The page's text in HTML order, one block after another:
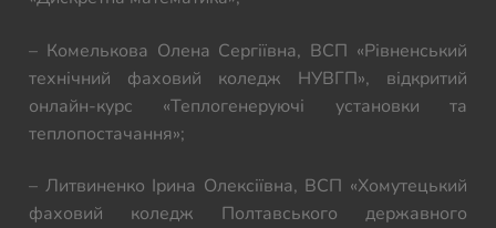
– Комелькова Олена Сергіївна, ВСП «Рівненський
технічний фаховий коледж НУВГП», відкритий
онлайн-курс «Теплогенеруючі установки та
теплопостачання»;
– Литвиненко Ірина Олексіївна, ВСП «Хомутецький
фаховий коледж Полтавського державного